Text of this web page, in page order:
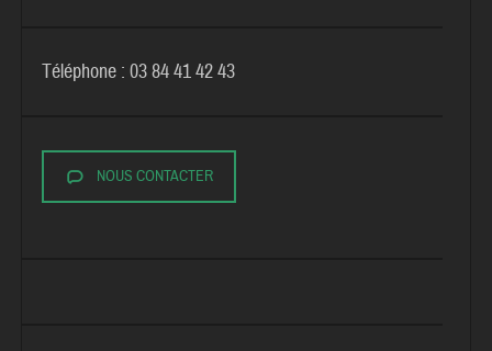
Téléphone : 03 84 41 42 43
NOUS CONTACTER